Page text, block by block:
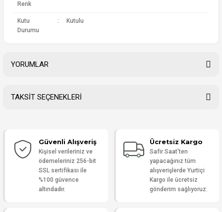
Renk
Kutu
Durumu
: Kutulu
YORUMLAR
Yorum Yaz
TAKSİT SEÇENEKLERİ
Güvenli Alışveriş
Kişisel verileriniz ve
ödemeleriniz 256-bit
SSL sertifikası ile
%100 güvence
altındadır.
Ücretsiz Kargo
Safir Saat'ten
yapacağınız tüm
alışverişlerde Yurtiçi
Kargo ile ücretsiz
gönderim sağlıyoruz.